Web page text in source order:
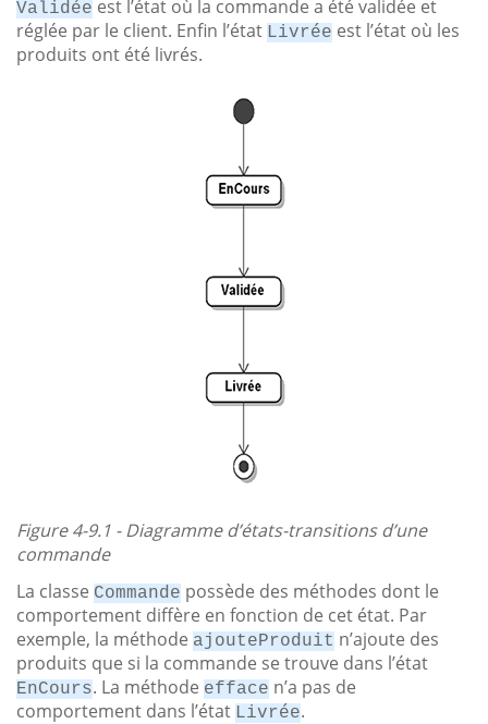
Validée est l’état où la commande a été validée et
réglée par le client. Enfin l’état Livrée est l’état où les
produits ont été livrés.
Figure 4-9.1 - Diagramme d’états-transitions d’une
commande
La classe Commande possède des méthodes dont le
comportement diffère en fonction de cet état. Par
exemple, la méthode ajouteProduit n’ajoute des
produits que si la commande se trouve dans l’état
EnCours. La méthode efface n’a pas de
comportement dans l’état Livrée.